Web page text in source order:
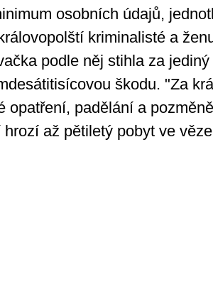
osobních údajů,
kriminalisté a
podle něj stihla za
škodu. "Za
opatření, padělání a
hrozí až pětiletý pobyt ve